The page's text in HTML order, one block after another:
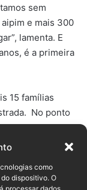
como
dispositivo. O
sem
e mais 300
lamenta. E
é a primeira
15 famílias
No ponto
e alterou parte